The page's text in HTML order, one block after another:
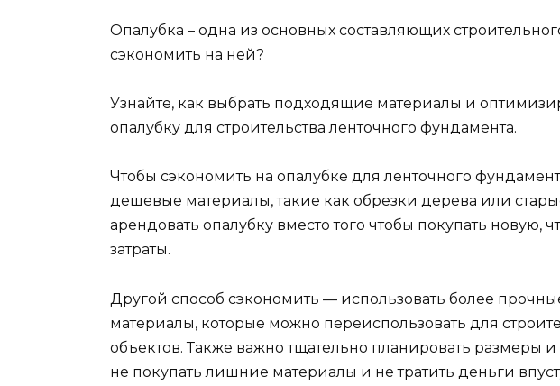
Опалубка – одна из основных составляющих
сэкономить на ней?
Узнайте, как выбрать подходящие материалы и
опалубку для строительства ленточного фундамента.
Чтобы сэкономить на опалубке для ленточного
дешевые материалы, такие как обрезки дерева или
арендовать опалубку вместо того чтобы покупать новую,
затраты.
Другой способ сэкономить — использовать более
материалы, которые можно переиспользовать для
объектов. Также важно тщательно планировать размеры
не покупать лишние материалы и не тратить деньги